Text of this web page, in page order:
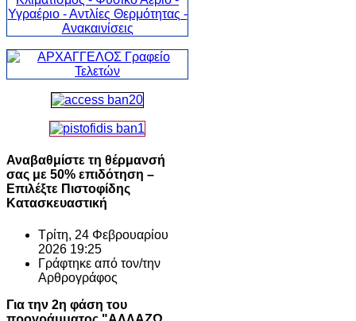
Αναβαθμίστε τη θέρμανσή
σας με 50% επιδότηση –
Επιλέξτε Πιστοφίδης
Κατασκευαστική
Τρίτη, 24 Φεβρουαρίου
2026 19:25
Γράφτηκε από τον/την
Αρθρογράφος
Για την 2η φάση του